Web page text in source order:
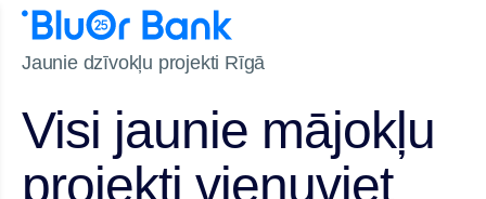
Jaunie dzīvokļu projekti Rīgā
Visi jaunie mājokļu
projekti vienuviet